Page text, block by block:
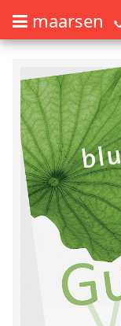
Barrierefrei Blumen
maarsen
Barrierefrei Blumen